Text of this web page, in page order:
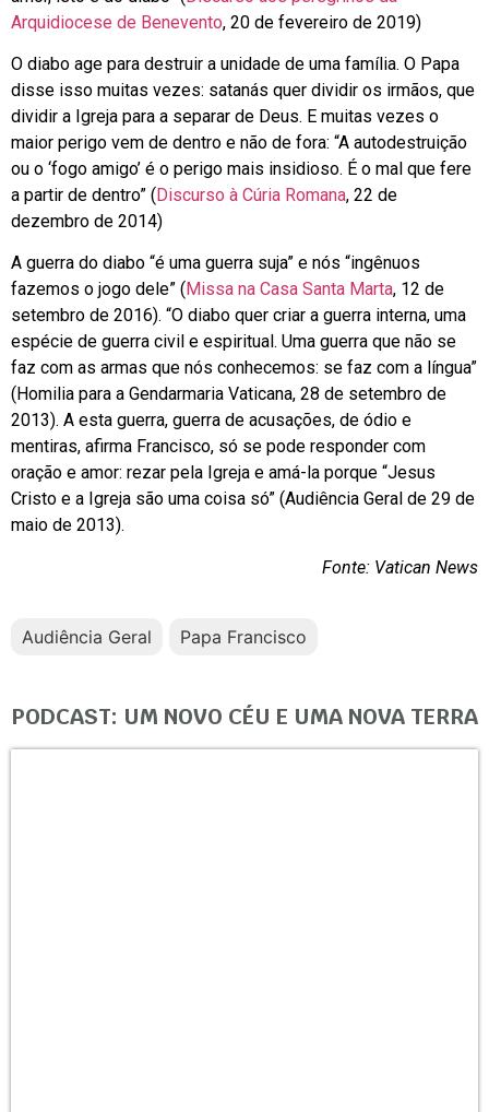
Arquidiocese de Benevento, 20 de fevereiro de 2019)
O diabo age para destruir a unidade de uma família. O Papa
disse isso muitas vezes: satanás quer dividir os irmãos, que
dividir a Igreja para a separar de Deus. E muitas vezes o
maior perigo vem de dentro e não de fora: “A autodestruição
ou o ‘fogo amigo’ é o perigo mais insidioso. É o mal que fere
a partir de dentro” (Discurso à Cúria Romana, 22 de
dezembro de 2014)
A guerra do diabo “é uma guerra suja” e nós “ingênuos
fazemos o jogo dele” ( Missa na Casa Santa Marta, 12 de
setembro de 2016). “O diabo quer criar a guerra interna, uma
espécie de guerra civil e espiritual. Uma guerra que não se
faz com as armas que nós conhecemos: se faz com a língua”
(Homilia para a Gendarmaria Vaticana, 28 de setembro de
2013). A esta guerra, guerra de acusações, de ódio e
mentiras, afirma Francisco, só se pode responder com
oração e amor: rezar pela Igreja e amá-la porque “Jesus
Cristo e a Igreja são uma coisa só” (Audiência Geral de 29 de
maio de 2013).
Fonte: Vatican News
Audiência Geral Papa Francisco
PODCAST: UM NOVO CÉU E UMA NOVA TERRA